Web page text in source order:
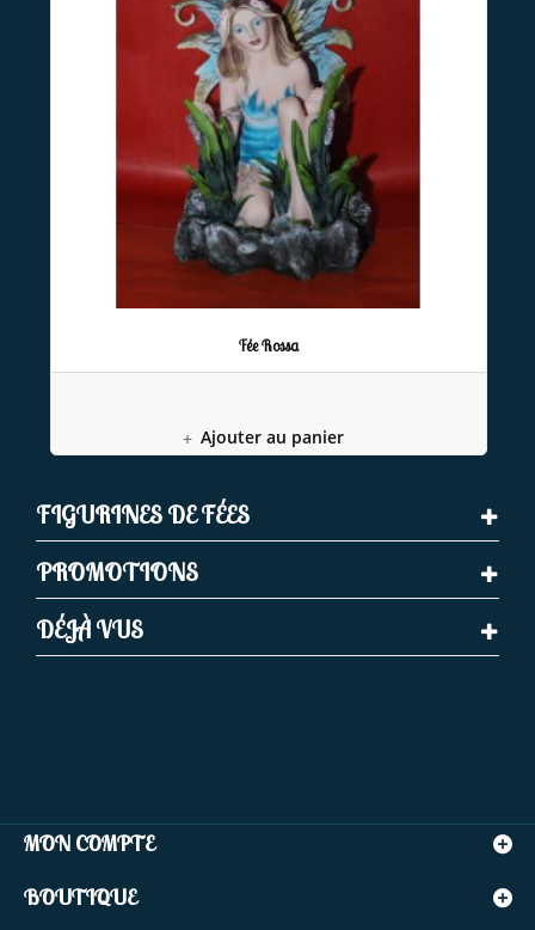
Fée Rossa
Ajouter au panier
FIGURINES DE FÉES
PROMOTIONS
DÉJÀ VUS
MON COMPTE
BOUTIQUE